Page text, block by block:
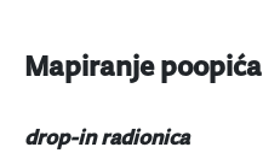
Mapiranje poopića
drop-in radionica